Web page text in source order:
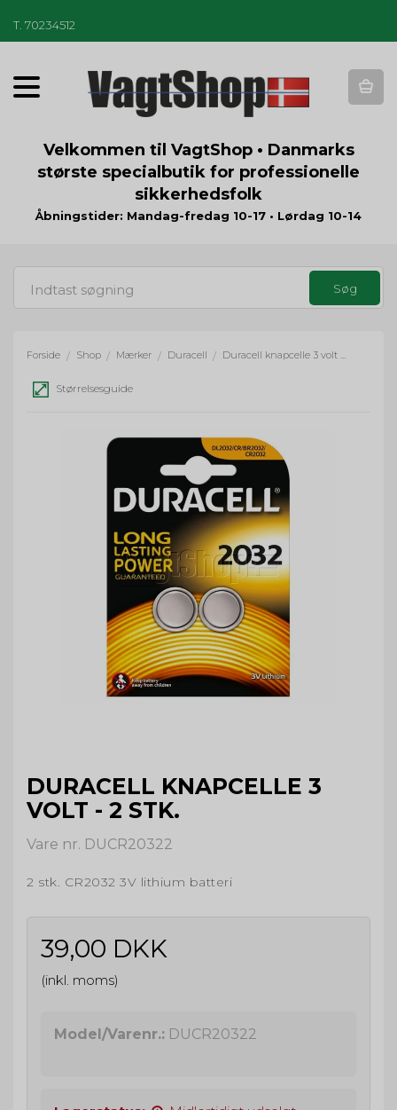
T 70234512
T
o
g
a
t
n
Velkommen til VagtShop • Danmarks
største specialbutik for professionelle
sikkerhedsfolk
Åbningstider: Mandag-fredag 10-17 • Lørdag 10-14
Forside / Shop / Mærker / Duracell / Duracell knapcelle 3 volt - 2 stk.
Størrelsesguide
DURACELL KNAPCELLE 3
VOLT - 2 STK.
Vare nr. DUCR20322
2 stk. CR2032 3V lithium batteri
39,00 DKK
(inkl. moms)
Model/Varenr.: DUCR20322